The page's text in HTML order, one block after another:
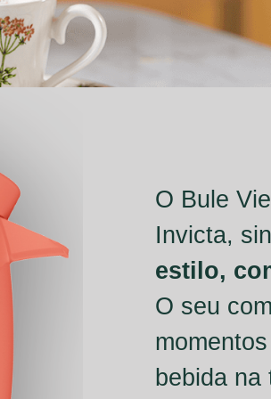
O Bule
Invicta,
estilo,
O seu
bebida